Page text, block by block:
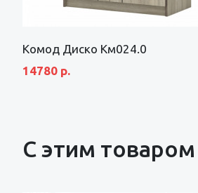
Комод Диско Км024.0
14780 р.
С этим